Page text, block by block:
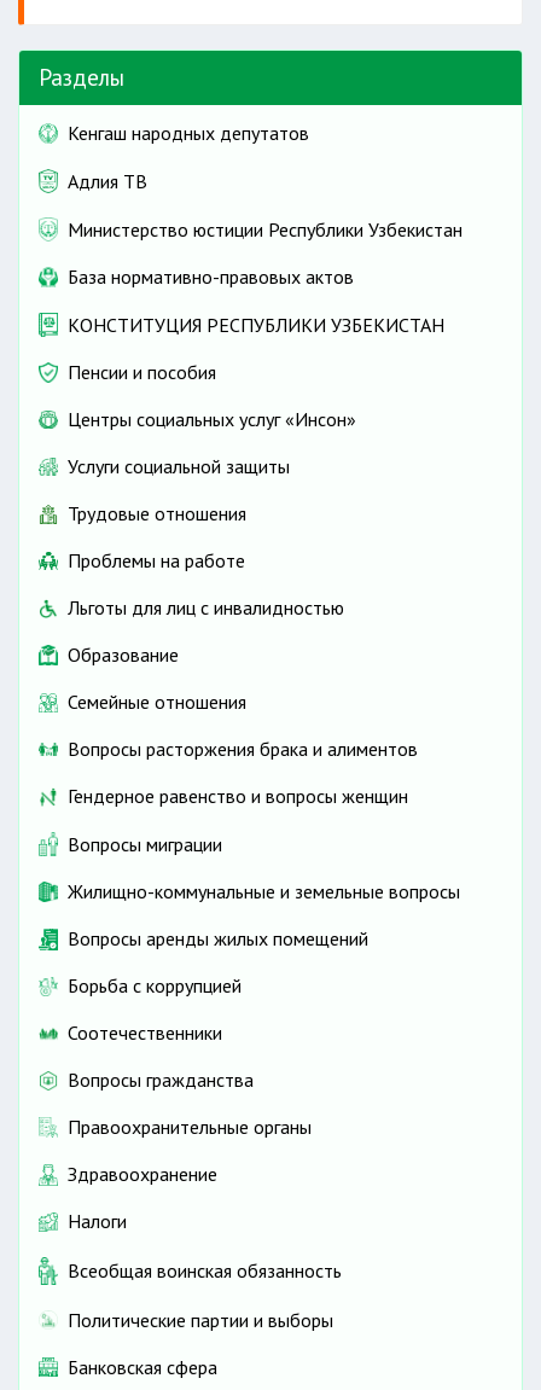
Разделы
Кенгаш народных депутатов
Адлия ТВ
Министерство юстиции Республики Узбекистан
База нормативно-правовых актов
КОНСТИТУЦИЯ РЕСПУБЛИКИ УЗБЕКИСТАН
Пенсии и пособия
Центры социальных услуг «Инсон»
Услуги социальной защиты
Трудовые отношения
Проблемы на работе
Льготы для лиц с инвалидностью
Образование
Семейные отношения
Вопросы расторжения брака и алиментов
Гендерное равенство и вопросы женщин
Вопросы миграции
Жилищно-коммунальные и земельные вопросы
Вопросы аренды жилых помещений
Борьба с коррупцией
Соотечественники
Вопросы гражданства
Правоохранительные органы
Здравоохранение
Налоги
Всеобщая воинская обязанность
Политические партии и выборы
Банковская сфера